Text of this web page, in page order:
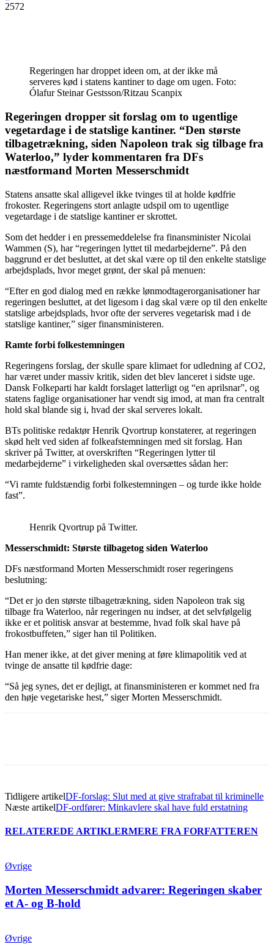
2572
Regeringen har droppet ideen om, at der ikke må
serveres kød i statens kantiner to dage om ugen. Foto:
Ólafur Steinar Gestsson/Ritzau Scanpix
Regeringen dropper sit forslag om to ugentlige
vegetardage i de statslige kantiner. “Den største
tilbagetrækning, siden Napoleon trak sig tilbage fra
Waterloo,” lyder kommentaren fra DFs
næstformand Morten Messerschmidt
Statens ansatte skal alligevel ikke tvinges til at holde kødfrie
frokoster. Regeringens stort anlagte udspil om to ugentlige
vegetardage i de statslige kantiner er skrottet.
Som det hedder i en pressemeddelelse fra finansminister Nicolai
Wammen (S), har “regeringen lyttet til medarbejderne”. På den
baggrund er det besluttet, at det skal være op til den enkelte statslige
arbejdsplads, hvor meget grønt, der skal på menuen:
“Efter en god dialog med en række lønmodtagerorganisationer har
regeringen besluttet, at det ligesom i dag skal være op til den enkelte
statslige arbejdsplads, hvor ofte der serveres vegetarisk mad i de
statslige kantiner,” siger finansministeren.
Ramte forbi folkestemningen
Regeringens forslag, der skulle spare klimaet for udledning af CO2,
har været under massiv kritik, siden det blev lanceret i sidste uge.
Dansk Folkeparti har kaldt forslaget latterligt og “en aprilsnar”, og
statens faglige organisationer har vendt sig imod, at man fra centralt
hold skal blande sig i, hvad der skal serveres lokalt.
BTs politiske redaktør Henrik Qvortrup konstaterer, at regeringen
skød helt ved siden af folkeafstemningen med sit forslag. Han
skriver på Twitter, at overskriften “Regeringen lytter til
medarbejderne” i virkeligheden skal oversættes sådan her:
“Vi ramte fuldstændig forbi folkestemningen – og turde ikke holde
fast”.
Henrik Qvortrup på Twitter.
Messerschmidt: Største tilbagetog siden Waterloo
DFs næstformand Morten Messerschmidt roser regeringens
beslutning:
“Det er jo den største tilbagetrækning, siden Napoleon trak sig
tilbage fra Waterloo, når regeringen nu indser, at det selvfølgelig
ikke er et politisk ansvar at bestemme, hvad folk skal have på
frokostbuffeten,” siger han til Politiken.
Han mener ikke, at det giver mening at føre klimapolitik ved at
tvinge de ansatte til kødfrie dage:
“Så jeg synes, det er dejligt, at finansministeren er kommet ned fra
den høje vegetariske hest,” siger Morten Messerschmidt.
Tidligere artikelDF-forslag: Slut med at give strafrabat til kriminelle
Næste artikelDF-ordfører: Minkavlere skal have fuld erstatning
RELATEREDE ARTIKLERMERE FRA FORFATTEREN
Øvrige
Morten Messerschmidt advarer: Regeringen skaber
et A- og B-hold
Øvrige